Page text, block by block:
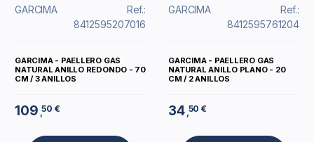
GARCIMA
Ref.:
8412595207016
GARCIMA - PAELLERO GAS
NATURAL ANILLO REDONDO - 70
CM / 3 ANILLOS
109 ,50 €
GARCIMA
Ref.:
8412595761204
GARCIMA - PAELLERO GAS
NATURAL ANILLO PLANO - 20
CM / 2 ANILLOS
34 ,50 €